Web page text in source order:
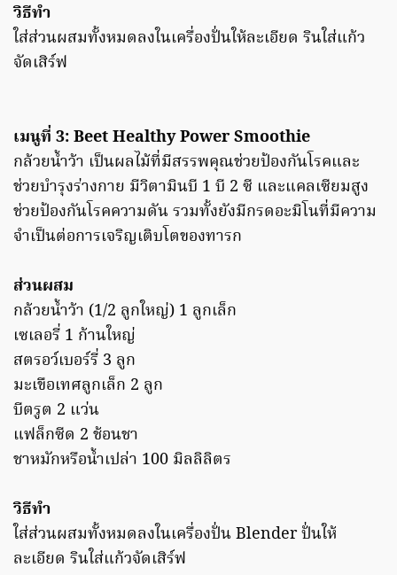
วิธีทำ
ใส่ส่วนผสมทั้งหมดลงในเครื่องปั่นให้ละเอียด รินใส่แก้ว
จัดเสิร์ฟ
เมนูที่ 3: Beet Healthy Power Smoothie
กล้วยน้ำว้า เป็นผลไม้ที่มีสรรพคุณช่วยป้องกันโรคและ
ช่วยบำรุงร่างกาย มีวิตามินบี 1 บี 2 ซี และแคลเซียมสูง
ช่วยป้องกันโรคความดัน รวมทั้งยังมีกรดอะมิโนที่มีความ
จำเป็นต่อการเจริญเติบโตของทารก
ส่วนผสม
กล้วยน้ำว้า (1/2 ลูกใหญ่) 1 ลูกเล็ก
เซเลอรี่ 1 ก้านใหญ่
สตรอว์เบอร์รี่ 3 ลูก
มะเขือเทศลูกเล็ก 2 ลูก
บีตรูต 2 แว่น
แฟล็กซีด 2 ช้อนชา
ชาหมักหรือน้ำเปล่า 100 มิลลิลิตร
วิธีทำ
ใส่ส่วนผสมทั้งหมดลงในเครื่องปั่น Blender ปั่นให้
ละเอียด รินใส่แก้วจัดเสิร์ฟ